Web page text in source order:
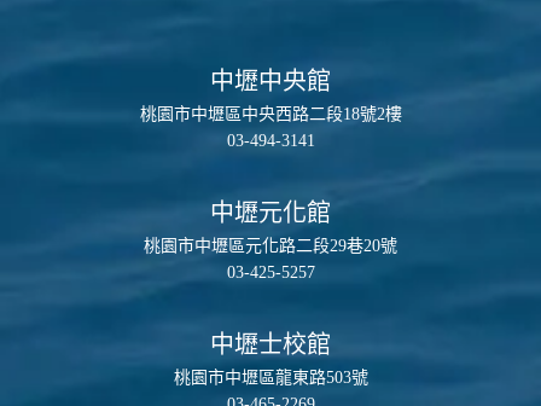
中壢中央館
桃園市中壢區中央西路二段18號2樓
03-494-3141
中壢元化館
桃園市中壢區元化路二段29巷20號
03-425-5257
中壢士校館
桃園市中壢區龍東路503號